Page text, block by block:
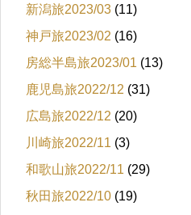
新潟旅2023/03 (11)
神戸旅2023/02 (16)
房総半島旅2023/01 (13)
鹿児島旅2022/12 (31)
広島旅2022/12 (20)
川崎旅2022/11 (3)
和歌山旅2022/11 (29)
秋田旅2022/10 (19)